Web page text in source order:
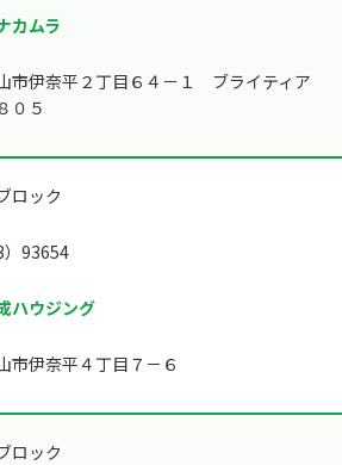
カムラ
市伊奈平２丁目６４－１ ブライティア
０５
ロック
）93654
ハウジング
市伊奈平４丁目７－６
ロック